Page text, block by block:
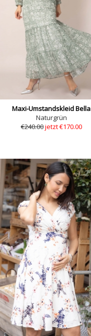
Maxi-Umstandskleid Bella
Naturgrün
€240.00jetzt €170.00